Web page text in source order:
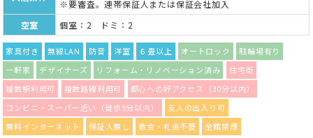
※要審査。連帯保証人または保証会社加入
空室
個室：2 ドミ：2
家具付き 無線LAN 防音 洋室 ６畳以上 オートロック
駐輪場有り
一軒家
デザイナーズ リフォーム・リノベーション済み
住宅街
複数駅利用可
複数路線利用可
都心への好アクセス（30分以内）
コンビニ・スーパー近い（徒歩5分以内）
友人の出入り可
無料インターネット
保証人無し 敷金・礼金不要 全館禁煙